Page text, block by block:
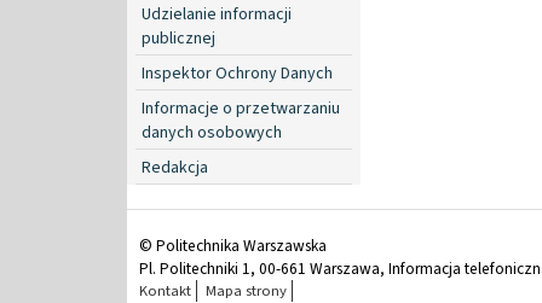
Udzielanie informacji
publicznej
Inspektor Ochrony Danych
Informacje o przetwarzaniu
danych osobowych
Redakcja
© Politechnika Warszawska
Pl. Politechniki 1, 00-661 Warszawa, Informacja
Kontakt Mapa strony